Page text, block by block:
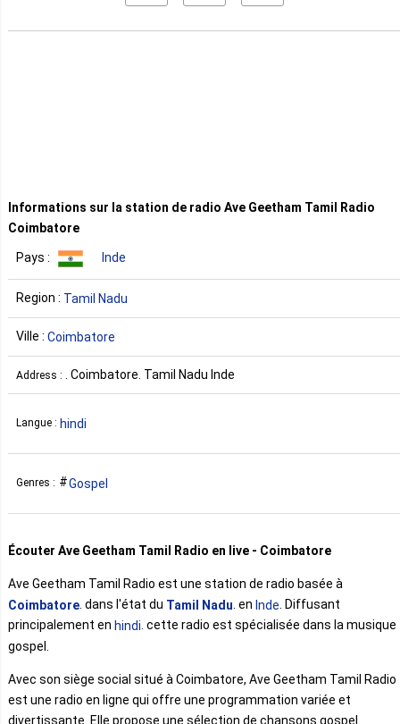
Informations sur la station de radio Ave Geetham Tamil Radio
Coimbatore
Pays : Inde
Region : Tamil Nadu
Ville : Coimbatore
Address : . Coimbatore. Tamil Nadu Inde
Langue : hindi
Genres : Gospel
Écouter Ave Geetham Tamil Radio en live - Coimbatore
Ave Geetham Tamil Radio est une station de radio basée à
Coimbatore . dans l'état du Tamil Nadu . en Inde . Diffusant
principalement en hindi. cette radio est spécialisée dans la musique
gospel.
Avec son siège social situé à Coimbatore, Ave Geetham Tamil Radio
est une radio en ligne qui offre une programmation variée et
divertissante. Elle propose une sélection de chansons gospel